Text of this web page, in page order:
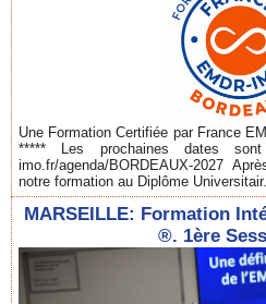
Une Formation Certifiée par France
***** Les prochaines dates sont
imo.fr/agenda/BORDEAUX-2027
notre formation au Diplôme
MARSEILLE: Formation
®. 1ère